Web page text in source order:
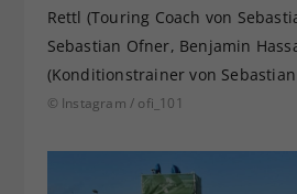
Rettl (Touring Coach von
Sebastian Ofner, Benjamin
(Konditionstrainer von
© Instagram / ofi_101